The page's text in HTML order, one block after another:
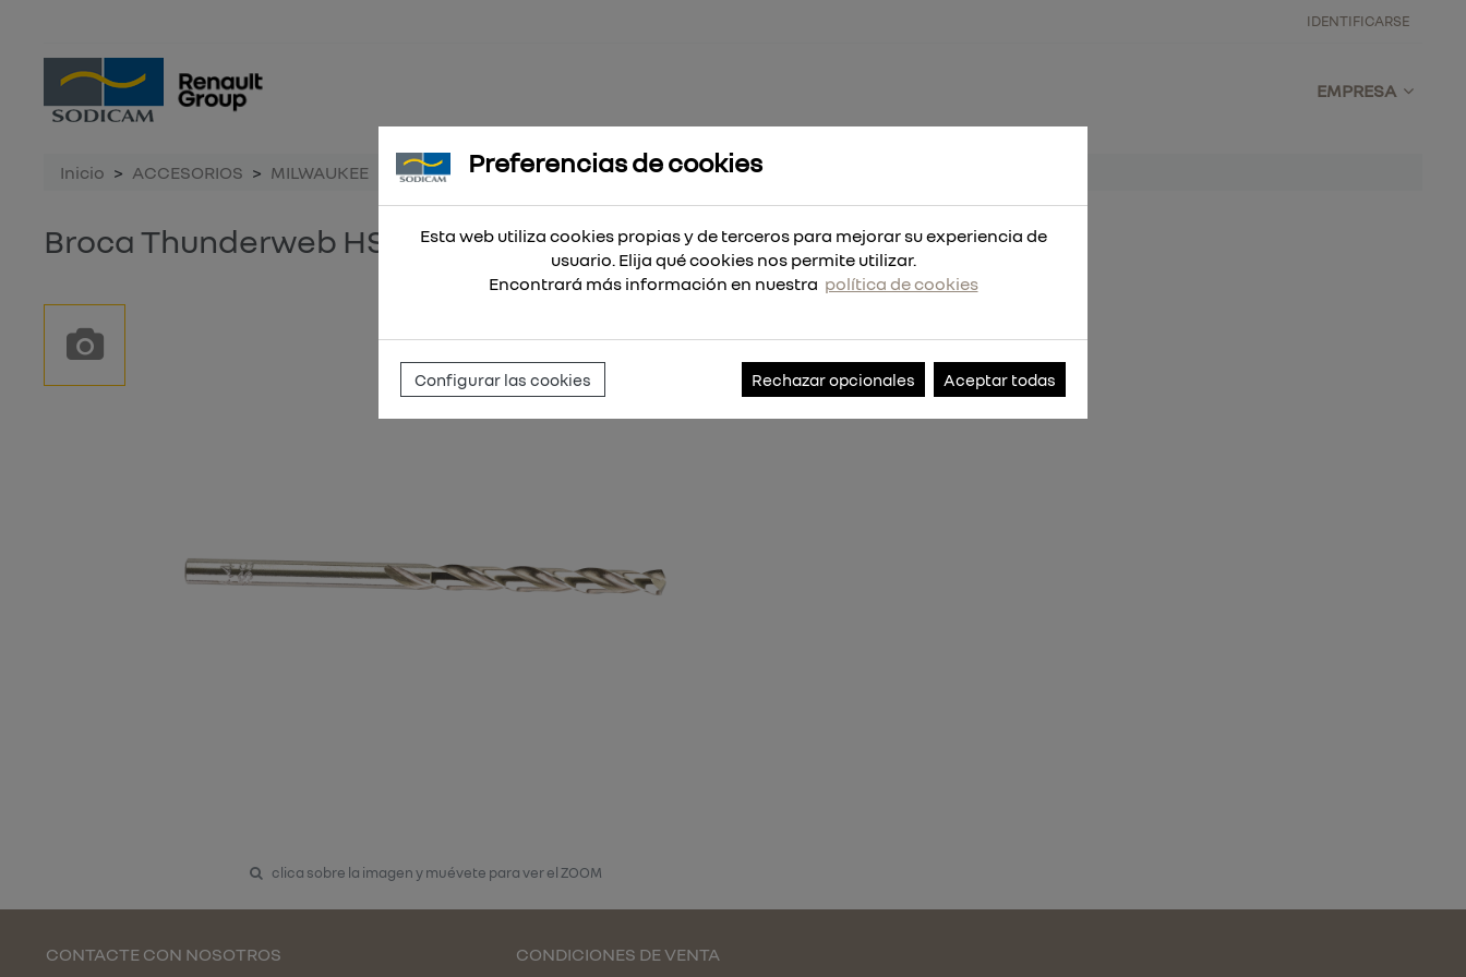
IDENTIFICARSE
EMPRESA
Inicio ACCESORIOS MILWAUKEE Broca Thunderweb HSS-G 4,4 - 10 uds
Broca Thunderweb HSS-G 4,4 - 10 uds
clica sobre la imagen y muévete para ver el ZOOM
CONTACTE CON NOSOTROS CONDICIONES DE VENTA
Preferencias de cookies
Esta web utiliza cookies propias y de terceros para mejorar su experiencia de
usuario. Elija qué cookies nos permite utilizar.
Encontrará más información en nuestra política de cookies
Configurar las cookies Rechazar opcionales Aceptar todas